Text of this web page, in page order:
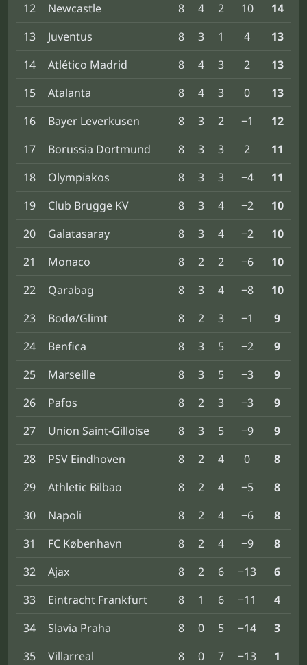
12
Newcastle 8 4 2 10
14
13
Juventus 8 3 1 4
13
14
Atlético Madrid 8 4 3 2
13
15
Atalanta 8 4 3 0
13
16
Bayer Leverkusen 8 3 2 −1
12
17
Borussia Dortmund 8 3 3 2
11
18
Olympiakos 8 3 3 −4
11
19
Club Brugge KV 8 3 4 −2
10
20
Galatasaray 8 3 4 −2
10
21
Monaco 8 2 2 −6
10
22
Qarabag 8 3 4 −8
10
23
Bodø/Glimt 8 2 3 −1
9
24
Benfica 8 3 5 −2
9
25
Marseille 8 3 5 −3
9
26
Pafos 8 2 3 −3
9
27
Union Saint-Gilloise 8 3 5 −9
9
28
PSV Eindhoven 8 2 4 0
8
29
Athletic Bilbao 8 2 4 −5
8
30
Napoli 8 2 4 −6
8
31
FC København 8 2 4 −9
8
32
Ajax 8 2 6 −13
6
33
Eintracht Frankfurt 8 1 6 −11
4
34
Slavia Praha 8 0 5 −14
3
35
Villarreal 8 0 7 −13 1